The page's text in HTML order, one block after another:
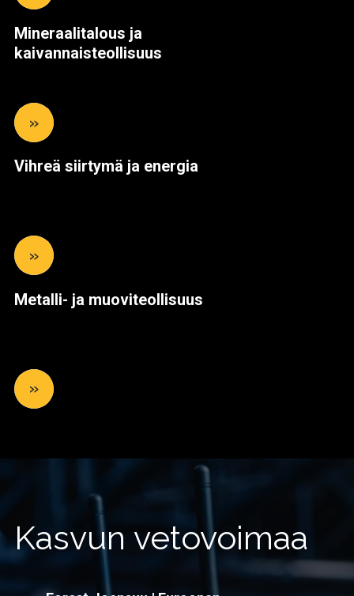
Mineraalitalous ja
kaivannaisteollisuus
»
Vihreä siirtymä ja energia
»
Metalli- ja muoviteollisuus
»
Kasvun vetovoimaa